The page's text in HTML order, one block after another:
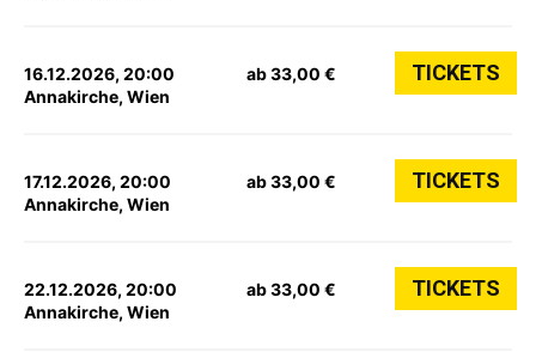
16.12.2026, 20:00
Annakirche, Wien
ab 33,00 € TICKETS
17.12.2026, 20:00
Annakirche, Wien
ab 33,00 € TICKETS
22.12.2026, 20:00
Annakirche, Wien
ab 33,00 € TICKETS